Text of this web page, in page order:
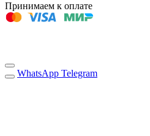
Принимаем к оплате
WhatsApp Telegram